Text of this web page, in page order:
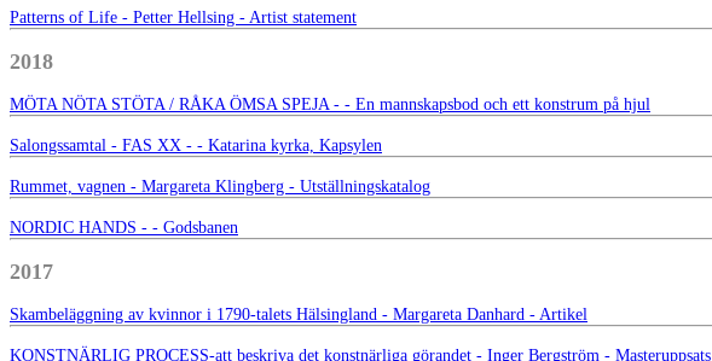
Patterns of Life - Petter Hellsing - Artist statement
2018
MÖTA NÖTA STÖTA / RÅKA ÖMSA SPEJA - - En mannskapsbod och ett konstrum på hjul
Salongssamtal - FAS XX - - Katarina kyrka, Kapsylen
Rummet, vagnen - Margareta Klingberg - Utställningskatalog
NORDIC HANDS - - Godsbanen
2017
Skambeläggning av kvinnor i 1790-talets Hälsingland - Margareta Danhard - Artikel
KONSTNÄRLIG PROCESS-att beskriva det konstnärliga görandet - Inger Bergström - Masteruppsats